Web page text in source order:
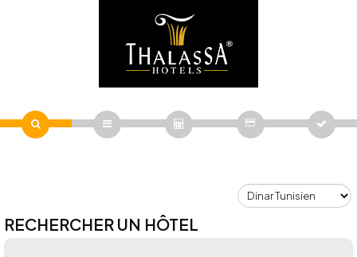
RECHERCHER UN HÔTEL